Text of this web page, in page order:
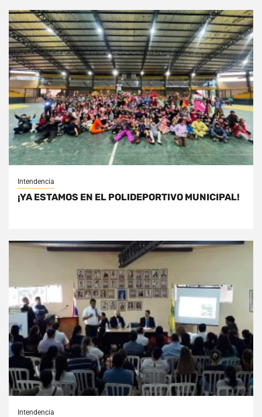
Intendencia
¡YA ESTAMOS EN EL POLIDEPORTIVO MUNICIPAL!
Intendencia